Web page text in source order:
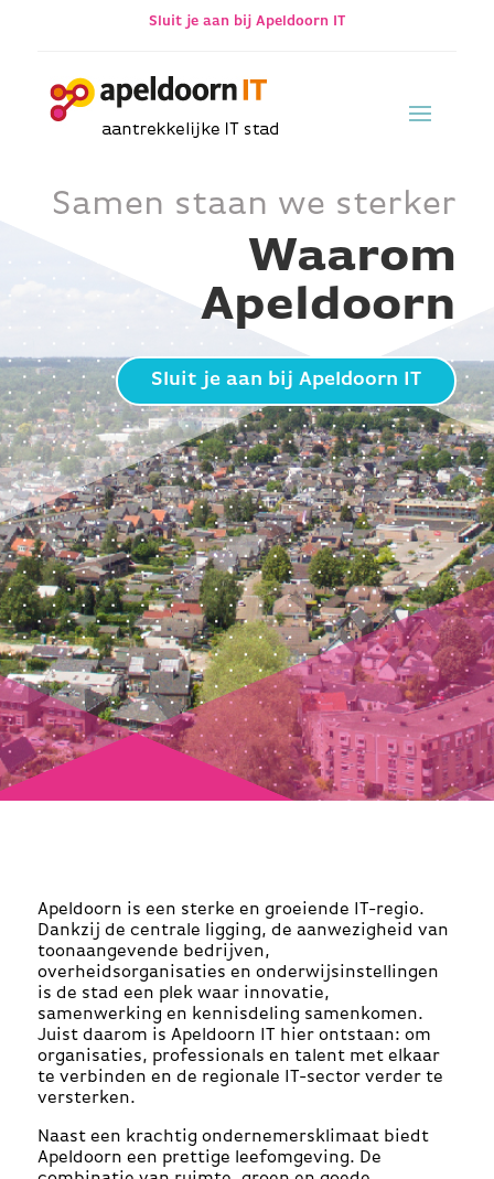
Sluit je aan bij Apeldoorn IT
Samen staan we sterker
Waarom
Apeldoorn
Sluit je aan bij Apeldoorn IT
Apeldoorn is een sterke en groeiende IT-regio.
Dankzij de centrale ligging, de aanwezigheid van
toonaangevende bedrijven,
overheidsorganisaties en onderwijsinstellingen
is de stad een plek waar innovatie,
samenwerking en kennisdeling samenkomen.
Juist daarom is Apeldoorn IT hier ontstaan: om
organisaties, professionals en talent met elkaar
te verbinden en de regionale IT-sector verder te
versterken.
Naast een krachtig ondernemersklimaat biedt
Apeldoorn een prettige leefomgeving. De